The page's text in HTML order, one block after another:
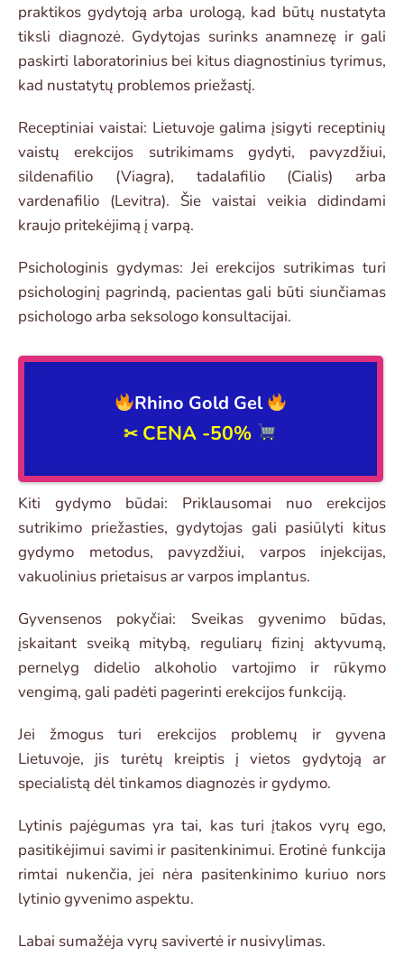
praktikos gydytoją arba urologą, kad būtų nustatyta
tiksli diagnozė. Gydytojas surinks anamnezę ir gali
paskirti laboratorinius bei kitus diagnostinius tyrimus,
kad nustatytų problemos priežastį.
Receptiniai vaistai: Lietuvoje galima įsigyti receptinių
vaistų erekcijos sutrikimams gydyti, pavyzdžiui,
sildenafilio (Viagra), tadalafilio (Cialis) arba
vardenafilio (Levitra). Šie vaistai veikia didindami
kraujo pritekėjimą į varpą.
Psichologinis gydymas: Jei erekcijos sutrikimas turi
psichologinį pagrindą, pacientas gali būti siunčiamas
psichologo arba seksologo konsultacijai.
Rhino Gold Gel
✂ CENA -50%
Kiti gydymo būdai: Priklausomai nuo erekcijos
sutrikimo priežasties, gydytojas gali pasiūlyti kitus
gydymo metodus, pavyzdžiui, varpos injekcijas,
vakuolinius prietaisus ar varpos implantus.
Gyvensenos pokyčiai: Sveikas gyvenimo būdas,
įskaitant sveiką mitybą, reguliarų fizinį aktyvumą,
pernelyg didelio alkoholio vartojimo ir rūkymo
vengimą, gali padėti pagerinti erekcijos funkciją.
Jei žmogus turi erekcijos problemų ir gyvena
Lietuvoje, jis turėtų kreiptis į vietos gydytoją ar
specialistą dėl tinkamos diagnozės ir gydymo.
Lytinis pajėgumas yra tai, kas turi įtakos vyrų ego,
pasitikėjimui savimi ir pasitenkinimui. Erotinė funkcija
rimtai nukenčia, jei nėra pasitenkinimo kuriuo nors
lytinio gyvenimo aspektu.
Labai sumažėja vyrų savivertė ir nusivylimas.